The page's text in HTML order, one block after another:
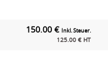
150.00 € Inkl. Steuer.
125.00 € HT